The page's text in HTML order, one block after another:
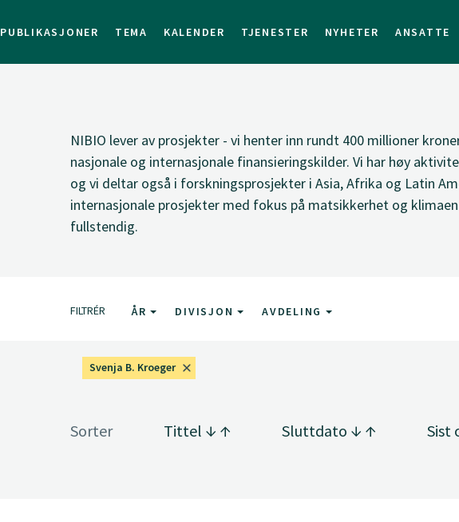
PUBLIKASJONER TEMA KALENDER TJENESTER NYHETER ANSATTE
NIBIO lever av prosjekter - vi henter inn rundt 400 millioner
nasjonale og internasjonale finansieringskilder. Vi har høy
og vi deltar også i forskningsprosjekter i Asia, Afrika og Latin
internasjonale prosjekter med fokus på matsikkerhet og
fullstendig.
FILTRÉR ÅR DIVISJON AVDELING
Svenja B. Kroeger
Sorter Tittel Sluttdato Sist